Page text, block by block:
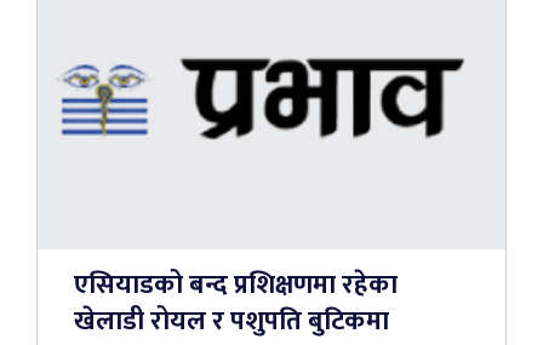
एसियाडको बन्द प्रशिक्षणमा रहेका
खेलाडी रोयल र पशुपति बुटिकमा